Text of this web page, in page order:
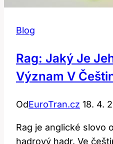
Blog
Rag: Jaký Je
Význam V
OdEuroTran.cz 18. 4.
Rag je anglické slovo
hadrový hadr. Ve